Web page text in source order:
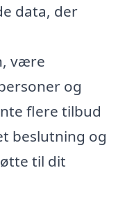
data, der
være
og
flere tilbud
beslutning og
til dit